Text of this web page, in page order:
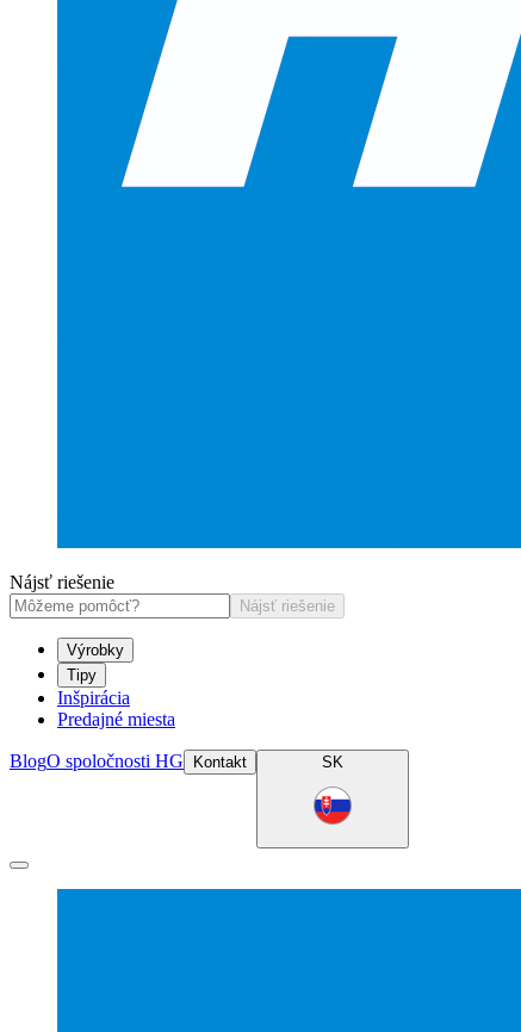
Nájsť riešenie
Nájsť riešenie
Výrobky
Tipy
Inšpirácia
Predajné miesta
BlogO spoločnosti HG Kontakt SK